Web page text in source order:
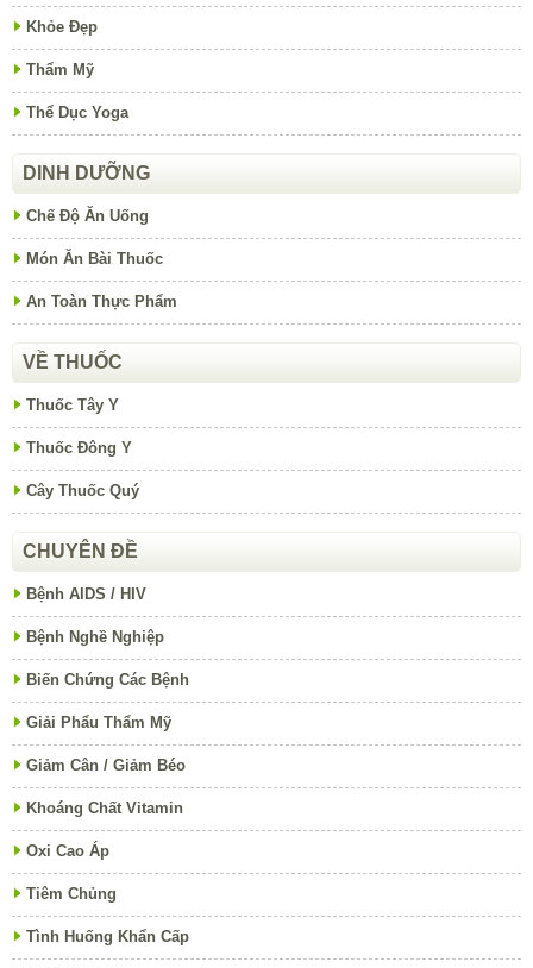
Khỏe Đẹp
Thẩm Mỹ
Thể Dục Yoga
DINH DƯỠNG
Chế Độ Ăn Uống
Món Ăn Bài Thuốc
An Toàn Thực Phẩm
VỀ THUỐC
Thuốc Tây Y
Thuốc Đông Y
Cây Thuốc Quý
CHUYÊN ĐỀ
Bệnh AIDS / HIV
Bệnh Nghề Nghiệp
Biến Chứng Các Bệnh
Giải Phẩu Thẩm Mỹ
Giảm Cân / Giảm Béo
Khoáng Chất Vitamin
Oxi Cao Áp
Tiêm Chủng
Tình Huống Khẩn Cấp